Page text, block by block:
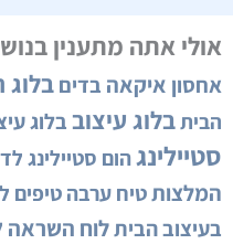
אולי אתה מתענין
אחסון איקאה בדיםבלוג
הביתבלוג עיצוב בלוג
סטיילינגהום סטיילינג
המלצותטיח ערבהטיפים
בעיצוב הביתלוח השראה